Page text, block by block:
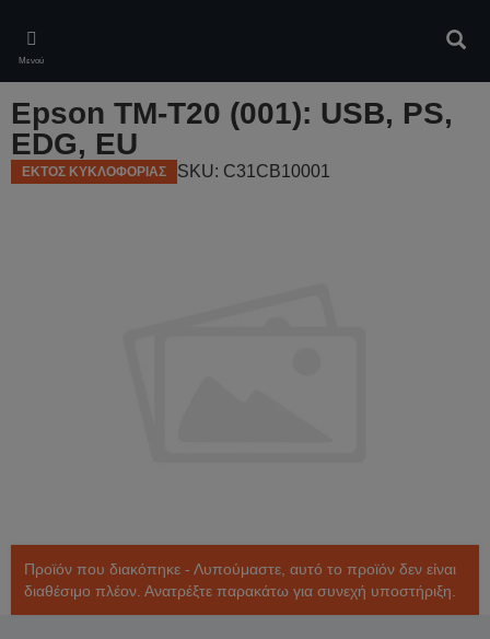
main
content
Μενού
Epson TM-T20 (001): USB, PS,
EDG, EU
ΕΚΤΟΣ ΚΥΚΛΟΦΟΡΙΑΣ SKU: C31CB10001
Προϊόν που διακόπηκε - Λυπούμαστε, αυτό το προϊόν δεν είναι
διαθέσιμο πλέον. Ανατρέξτε παρακάτω για συνεχή υποστήριξη.